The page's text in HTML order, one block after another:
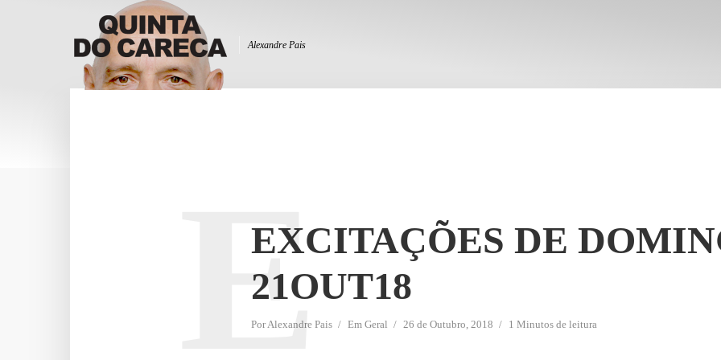
Alexandre Pais
EXCITAÇÕES DE
21OUT18
PorAlexandre Pais Em Geral 26 de Outubro, 2018 1 Minutos de leitura
E